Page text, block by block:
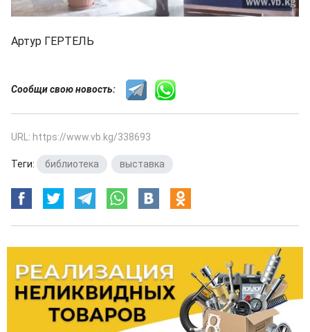
Артур ГЕРТЕЛЬ
Сообщи свою новость:
URL: https://www.vb.kg/338693
Теги: библиотека выставка